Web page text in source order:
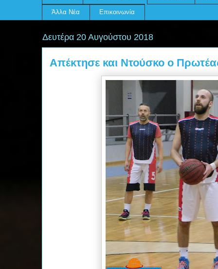
Άλλα Νέα Επικοινωνία
Δευτέρα 20 Αυγούστου 2018
Απέκτησε και Ντούσκο ο